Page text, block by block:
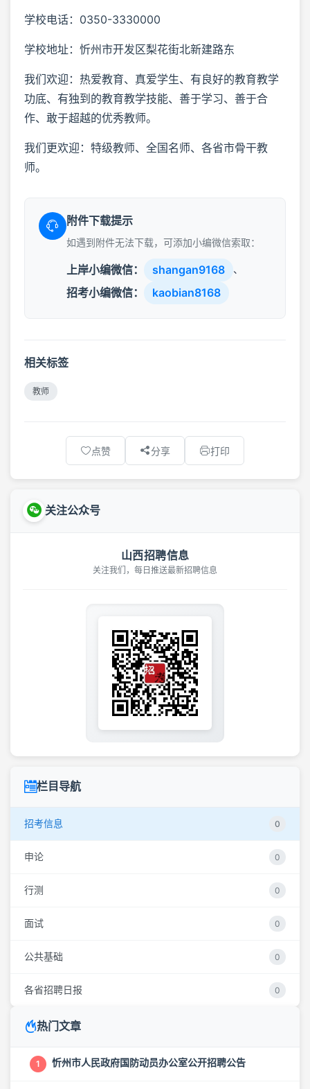
学校电话：0350-3330000
学校地址：忻州市开发区梨花街北新建路东
我们欢迎：热爱教育、真爱学生、有良好的教育教学
功底、有独到的教育教学技能、善于学习、善于合
作、敢于超越的优秀教师。
我们更欢迎：特级教师、全国名师、各省市骨干教
师。
附件下载提示
如遇到附件无法下载，可添加小编微信索取：
上岸小编微信： shangan9168 、
招考小编微信： kaobian8168
相关标签
教师
点赞 分享 打印
关注公众号
山西招聘信息
关注我们，每日推送最新招聘信息
栏目导航
招考信息 0
申论 0
行测 0
面试 0
公共基础 0
各省招聘日报 0
热门文章
1 忻州市人民政府国防动员办公室公开招聘公告